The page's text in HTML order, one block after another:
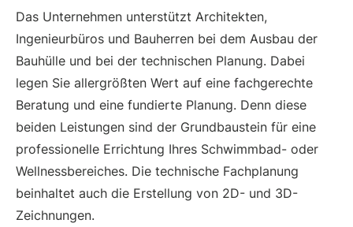
Das Unternehmen unterstützt Architekten,
Ingenieurbüros und Bauherren bei dem Ausbau der
Bauhülle und bei der technischen Planung. Dabei
legen Sie allergrößten Wert auf eine fachgerechte
Beratung und eine fundierte Planung. Denn diese
beiden Leistungen sind der Grundbaustein für eine
professionelle Errichtung Ihres Schwimmbad- oder
Wellnessbereiches. Die technische Fachplanung
beinhaltet auch die Erstellung von 2D- und 3D-
Zeichnungen.